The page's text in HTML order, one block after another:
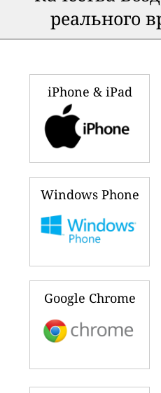
реального
iPhone & iPad
Windows Phone
Google Chrome